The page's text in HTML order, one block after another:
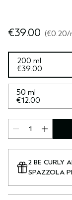
€39.00 €0.20/
200 ml
€39.00
50 ml
€12.00
2 BE CURLY
SPAZZOLA